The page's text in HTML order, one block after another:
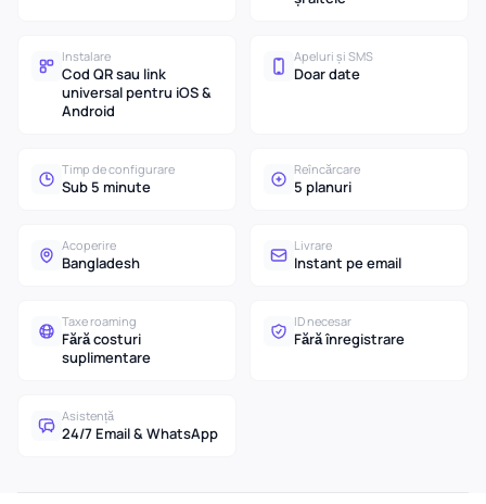
Instalare
Cod QR sau link
universal pentru iOS &
Android
Apeluri și SMS
Doar date
Timp de configurare
Sub 5 minute
Reîncărcare
5 planuri
Acoperire
Bangladesh
Livrare
Instant pe email
Taxe roaming
Fără costuri
suplimentare
ID necesar
Fără înregistrare
Asistență
24/7 Email & WhatsApp